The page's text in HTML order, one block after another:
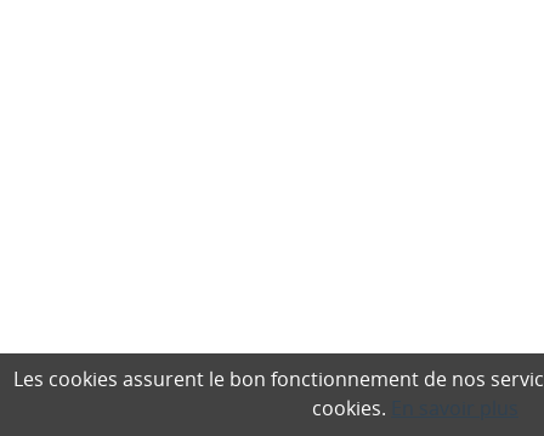
Les cookies assurent le bon fonctionnement de nos
cookies.